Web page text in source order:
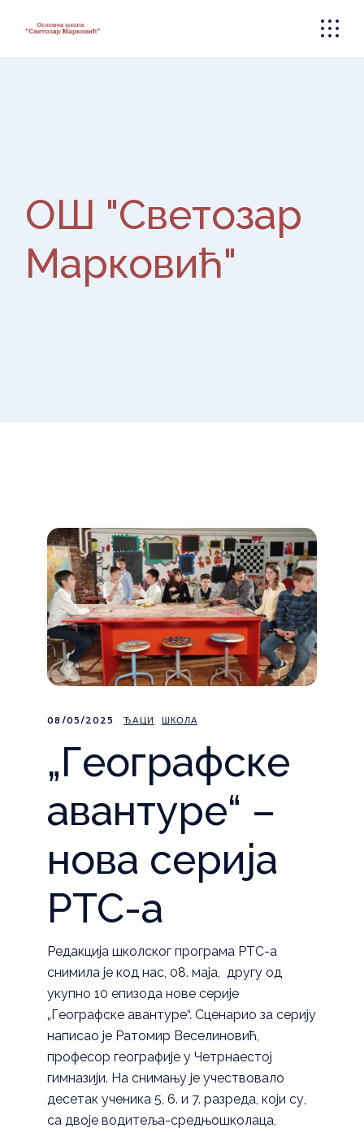
ОШ "Светозар
Марковић"
08/05/2025 ЂАЦИ ШКОЛА
„Географске
авантуре“ –
нова серија
РТС-а
Редакција школског програма РТС-а
снимила је код нас, 08. маја, другу од
укупно 10 епизода нове серије
„Географске авантуре“. Сценарио за серију
написао је Ратомир Веселиновић,
професор географије у Четрнаестој
гимназији. На снимању је учествовало
десетак ученика 5, 6. и 7. разреда, који су,
са двоје водитеља-средњошколаца,